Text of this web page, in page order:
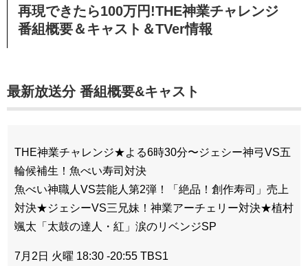
再現できたら100万円!THE神業チャレンジ
番組概要＆キャスト＆TVer情報
最新放送分 番組概要&キャスト
THE神業チャレンジ★よる6時30分〜ジェシー神弓VS五
輪候補生！魚べい寿司対決
魚べい神職人VS芸能人第2弾！「絶品！創作寿司」売上
対決★ジェシーVS三兄妹！神業アーチェリー対決★植村
颯太「太鼓の達人・紅」涙のリベンジSP
7月2日 火曜 18:30 -20:55 TBS1